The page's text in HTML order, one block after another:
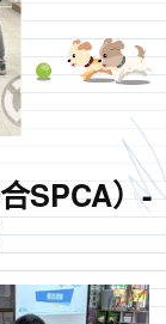
SPCA）-